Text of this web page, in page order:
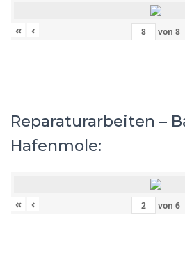
« ‹ von 8
Reparaturarbeiten –
Hafenmole:
« ‹ von 6